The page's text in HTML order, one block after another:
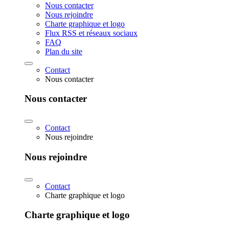
Nous contacter
Nous rejoindre
Charte graphique et logo
Flux RSS et réseaux sociaux
FAQ
Plan du site
Contact
Nous contacter
Nous contacter
Contact
Nous rejoindre
Nous rejoindre
Contact
Charte graphique et logo
Charte graphique et logo